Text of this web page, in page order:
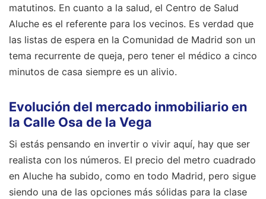
matutinos. En cuanto a la salud, el Centro de Salud
Aluche es el referente para los vecinos. Es verdad que
las listas de espera en la Comunidad de Madrid son un
tema recurrente de queja, pero tener el médico a cinco
minutos de casa siempre es un alivio.
Evolución del mercado inmobiliario en
la Calle Osa de la Vega
Si estás pensando en invertir o vivir aquí, hay que ser
realista con los números. El precio del metro cuadrado
en Aluche ha subido, como en todo Madrid, pero sigue
siendo una de las opciones más sólidas para la clase